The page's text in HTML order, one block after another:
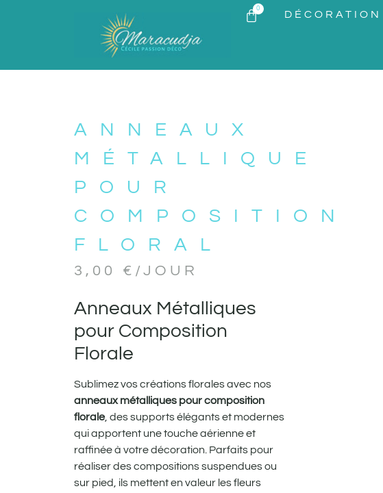
0
DÉCORATION
ANNEAUX
MÉTALLIQUE
POUR
COMPOSITION
FLORAL
3,00 € /JOUR
Anneaux Métalliques
pour Composition
Florale
Sublimez vos créations florales avec nos
anneaux métalliques pour composition
florale, des supports élégants et modernes
qui apportent une touche aérienne et
raffinée à votre décoration. Parfaits pour
réaliser des compositions suspendues ou
sur pied, ils mettent en valeur les fleurs